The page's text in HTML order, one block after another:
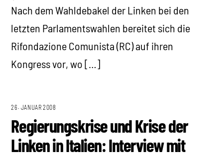
Nach dem Wahldebakel der Linken bei den
letzten Parlamentswahlen bereitet sich die
Rifondazione Comunista (RC) auf ihren
Kongress vor, wo […]
26. JANUAR 2008
Regierungskrise und Krise der
Linken in Italien: Interview mit